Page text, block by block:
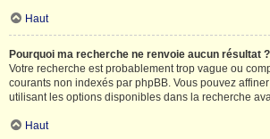
Haut
Pourquoi ma recherche ne renvoie aucun résultat ?
Votre recherche est probablement trop vague ou
courants non indexés par phpBB. Vous pouvez
utilisant les options disponibles dans la recherche
Haut